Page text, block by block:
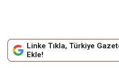
Linke Tıkla, Türkiye
Ekle!